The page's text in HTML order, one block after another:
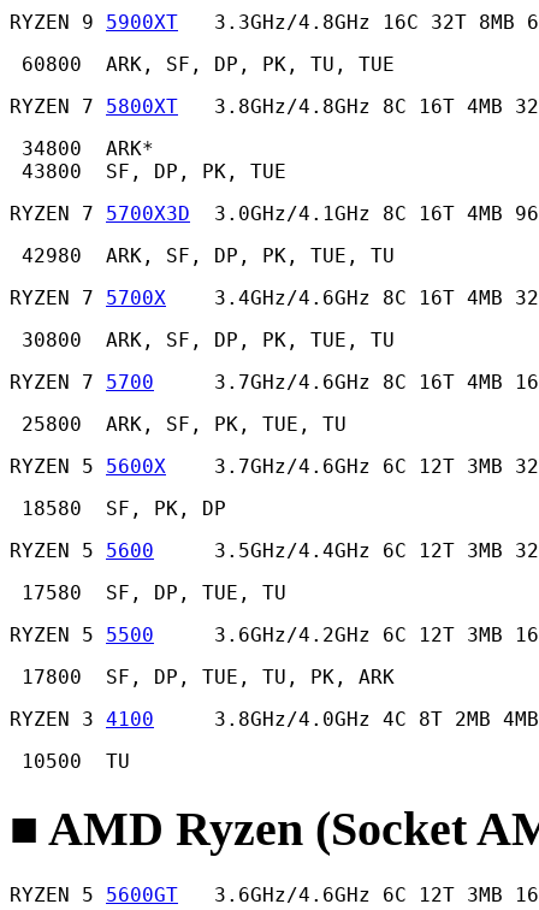
RYZEN 9 5900XT
3.3GHz/4.8GHz 16C 32T 8MB
60800  ARK, SF, DP, PK, TU, TUE
RYZEN 7 5800XT
3.8GHz/4.8GHz 8C 16T 4MB
34800  ARK*
43800  SF, DP, PK, TUE
RYZEN 7 5700X3D
3.0GHz/4.1GHz 8C 16T 4MB
42980  ARK, SF, DP, PK, TUE, TU
RYZEN 7 5700X
3.4GHz/4.6GHz 8C 16T 4MB
30800  ARK, SF, DP, PK, TUE, TU
RYZEN 7 5700
3.7GHz/4.6GHz 8C 16T 4MB
25800  ARK, SF, PK, TUE, TU
RYZEN 5 5600X
3.7GHz/4.6GHz 6C 12T 3MB
18580  SF, PK, DP
RYZEN 5 5600
3.5GHz/4.4GHz 6C 12T 3MB
17580  SF, DP, TUE, TU
RYZEN 5 5500
3.6GHz/4.2GHz 6C 12T 3MB
17800  SF, DP, TUE, TU, PK, ARK
RYZEN 3 4100
3.8GHz/4.0GHz 4C 8T 2MB
10500  TU
■ AMD Ryzen (Socket
RYZEN 5 5600GT
3.6GHz/4.6GHz 6C 12T 3MB